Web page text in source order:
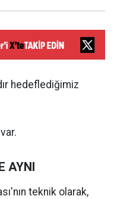
hedeflediğimiz
AYNI
teknik olarak,